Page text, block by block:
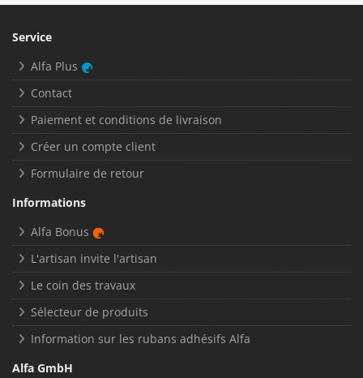
Service
Alfa Plus
Contact
Paiement et conditions de livraison
Créer un compte client
Formulaire de retour
Informations
Alfa Bonus
L'artisan invite l'artisan
Le coin des travaux
Sélecteur de produits
Information sur les rubans adhésifs Alfa
Alfa GmbH